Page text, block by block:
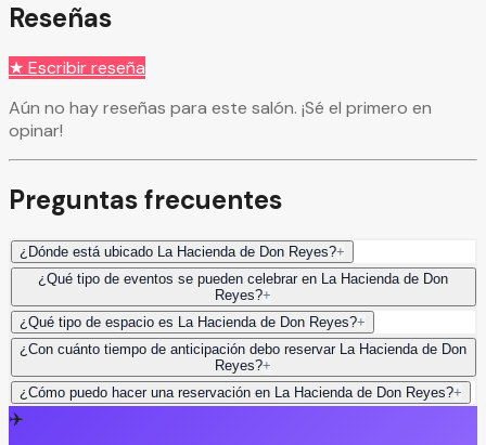
Reseñas
★ Escribir reseña
Aún no hay reseñas para este salón. ¡Sé el primero en
opinar!
Preguntas frecuentes
¿Dónde está ubicado La Hacienda de Don Reyes?+
¿Qué tipo de eventos se pueden celebrar en La Hacienda de Don
Reyes?+
¿Qué tipo de espacio es La Hacienda de Don Reyes?+
¿Con cuánto tiempo de anticipación debo reservar La Hacienda de Don
Reyes?+
¿Cómo puedo hacer una reservación en La Hacienda de Don Reyes?+
✈️